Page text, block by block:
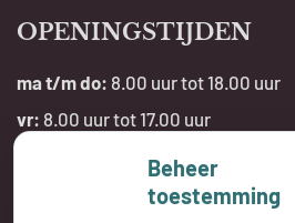
Beheer
toestemming
OPENINGSTIJDEN
ma t/m do: 8.00 uur tot 18.00 uur
vr: 8.00 uur tot 17.00 uur
Telefonisch bereikbaar: